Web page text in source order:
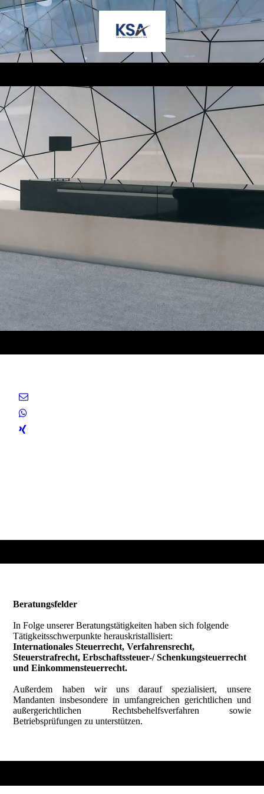
Beratungsfelder
In Folge unserer Beratungstätigkeiten haben sich folgende
Tätigkeitsschwerpunkte herauskristallisiert:
Internationales Steuerrecht, Verfahrensrecht,
Steuerstrafrecht, Erbschaftssteuer-/ Schenkungsteuerrecht
und Einkommensteuerrecht.
Außerdem haben wir uns darauf spezialisiert, unsere
Mandanten insbesondere in umfangreichen gerichtlichen und
außergerichtlichen Rechtsbehelfsverfahren sowie
Betriebsprüfungen zu unterstützen.